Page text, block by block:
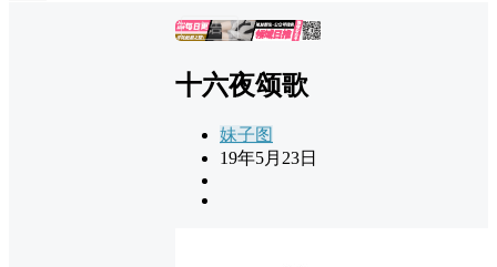
广告
十六夜颂歌
妹子图
19年5月23日